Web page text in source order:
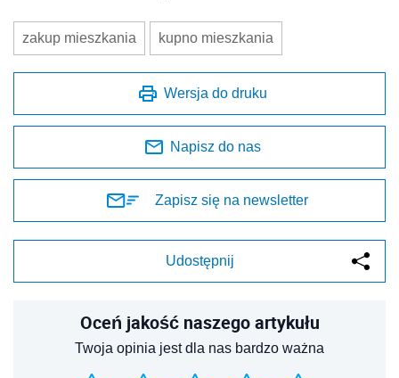
zakup mieszkania kupno mieszkania
Wersja do druku
Napisz do nas
Zapisz się na newsletter
Udostępnij
Oceń jakość naszego artykułu
Twoja opinia jest dla nas bardzo ważna